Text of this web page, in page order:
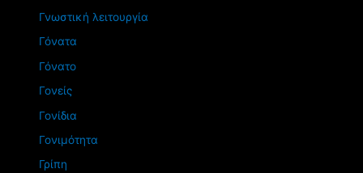
Γνωστική λειτουργία
Γόνατα
Γόνατο
Γονείς
Γονίδια
Γονιμότητα
Γρίπη